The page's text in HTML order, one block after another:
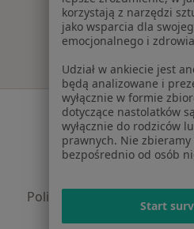
Więcej w kategorii:
Serwis
Polityka
Polityka prywatności dla
dane
korzystają z narzędzi
jako wsparcia dla
emocjonalnego i
Udział w ankiecie jest
będą analizowane i
wyłącznie w formie
dotyczące nastolatków
wyłącznie do rodziców
prawnych. Nie
bezpośrednio od osób
Start